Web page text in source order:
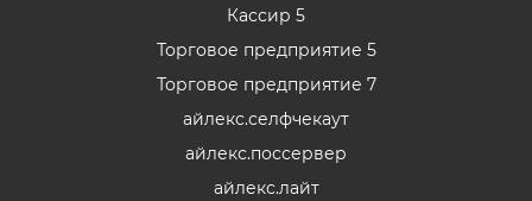
Кассир 5
Торговое предприятие 5
Торговое предприятие 7
айлекс.селфчекаут
айлекс.поссервер
айлекс.лайт